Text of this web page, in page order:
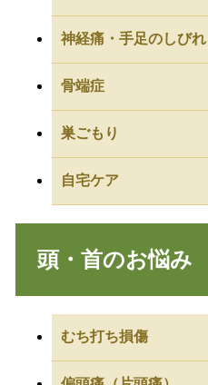
神経痛・手足のしびれ
骨端症
巣ごもり
自宅ケア
頭・首のお悩み
むち打ち損傷